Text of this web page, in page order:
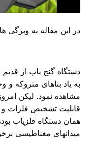
در این مقاله به ویژگی
دستگاه گنج یاب از
به یاد بناهای متروکه
مشاهده نمود. لیکن
قابلیت تشخیص فلزات و
همان دستگاه فلزیاب
میدانهای مغناطیسی